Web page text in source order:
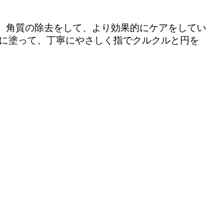
質の除去をして、より効果的にケアをしてい
塗って、丁寧にやさしく指でクルクルと円を